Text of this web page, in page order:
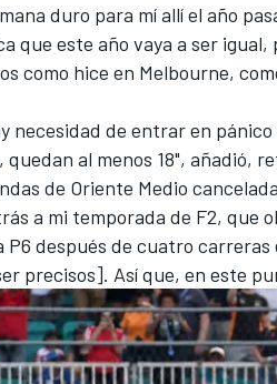
duro para mí allí el año
que este año vaya a ser
como hice en Melbourne,
necesidad de entrar en
al menos 18", añadió,
de Oriente Medio
a mi temporada de F2, que
después de cuatro
precisos]. Así que, en este